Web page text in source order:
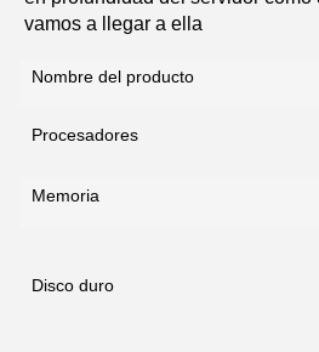
vamos a llegar a ella
Nombre del producto
Procesadores
Memoria
Disco duro